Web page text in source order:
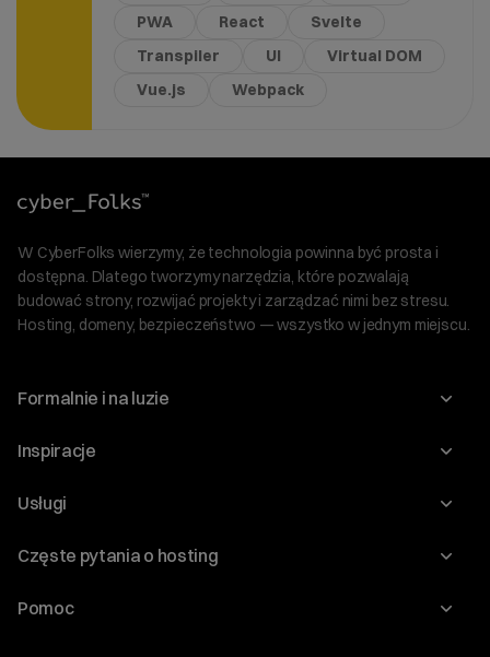
PWA
React
Svelte
Transpiler
UI
Virtual DOM
Vue.js
Webpack
W CyberFolks wierzymy, że technologia powinna być prosta i
dostępna. Dlatego tworzymy narzędzia, które pozwalają
budować strony, rozwijać projekty i zarządzać nimi bez stresu.
Hosting, domeny, bezpieczeństwo — wszystko w jednym miejscu.
Formalnie i na luzie
O nas
Program Korzyści dla Inwestorów
Regulaminy i specyfikacje
Inspiracje
Blog
WordPress
Audyt stron
Usługi
Domeny
Częste pytania o hosting
Jak przenieść stronę?
Pomoc